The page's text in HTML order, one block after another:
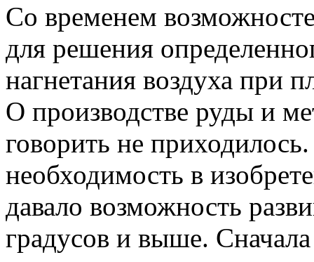
Со временем
для решения
нагнетания воздуха при
О производстве руды и
говорить не
необходимость в
давало возможность
градусов и выше.